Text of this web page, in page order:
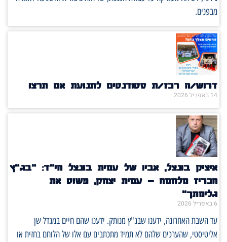
מבפנים.
דרוש/ה רכז/ת סטודנטים לתנועת אם תרצו
14 באפריל 2026
איציק בונצל, אביו של עמית בונצל הי"ד: "בג"ץ
הכריז מלחמה – עמית יצחק, פשוט את
גלימתך"
6 באפריל 2026
עד השבת האחרונה, ידענו שבג"ץ מנותק. ידענו שהם חיים במגדל שן
אליטיסטי, שהערכים שלהם לא תמיד מתכתבים עם אלו של הלוחם בחזית או